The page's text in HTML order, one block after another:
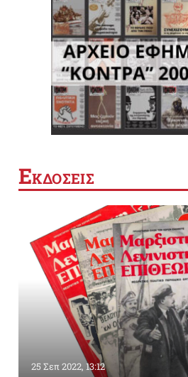
ΕΚΔΟΣΕΙΣ
25 Σεπ 2022, 13:12